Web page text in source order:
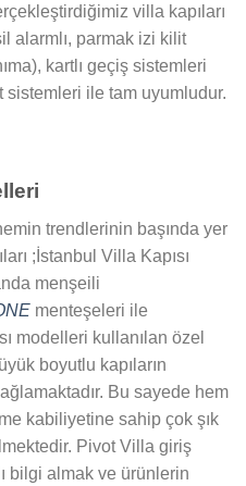
villa kapıları
alarmlı, parmak izi kilit
kartlı geçiş sistemleri
sistemleri ile tam uyumludur.
trendlerinin başında yer
;İstanbul Villa Kapısı
menşeili
menteşeleri ile
modelleri kullanılan özel
boyutlu kapıların
Bu sayede hem
kabiliyetine sahip çok şık
Pivot Villa giriş
bilgi almak ve ürünlerin